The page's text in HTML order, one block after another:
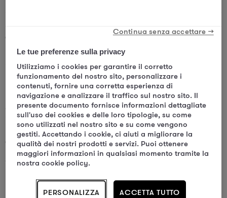
Quale Mama desideri contattare?*
Di quale argomento vuoi parlare?*
Come hai conosciuto Mama?
Le tue preferenze sulla privacy
Utilizziamo i cookies per garantire il corretto
funzionamento del nostro sito, personalizzare i
contenuti, fornire una corretta esperienza di
navigazione e analizzare il traffico sul nostro sito. Il
presente documento fornisce informazioni dettagliate
sull'uso dei cookies e delle loro tipologie, su come
sono utilizzati nel nostro sito e su come vengono
gestiti. Accettando i cookie, ci aiuti a migliorare la
qualità dei nostri prodotti e servizi. Puoi ottenere
maggiori informazioni in qualsiasi momento tramite la
nostra cookie policy.
PERSONALIZZA ACCETTA TUTTO
Continua senza accettare →